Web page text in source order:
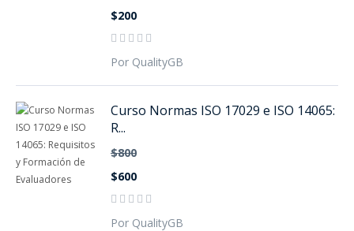
$200
Por QualityGB
Curso Normas ISO 17029 e ISO 14065:
R...
$800
$600
Por QualityGB